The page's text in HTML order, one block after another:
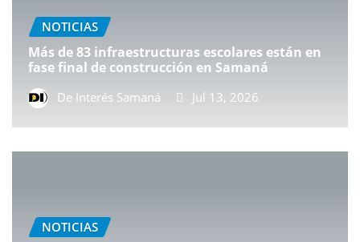
NOTICIAS
Más de 83 infraestructuras escolares están en
fase final de construcción en Samaná
De Interés Samaná Jul 13, 2026
NOTICIAS